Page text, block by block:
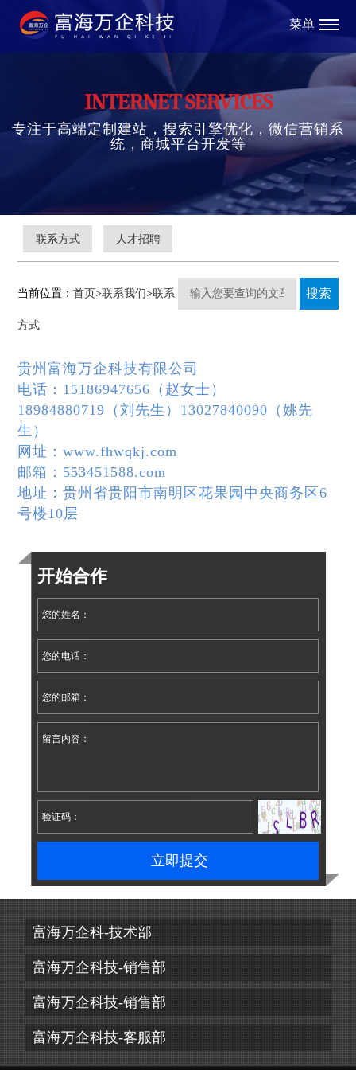
菜单
INTERNET SERVICES
专注于高端定制建站，搜索引擎优化，微信营销系
统，商城平台开发等
联系方式 人才招聘
当前位置：首页>联系我们>联系
方式
贵州富海万企科技有限公司
电话：15186947656（赵女士）
18984880719（刘先生） 13027840090（姚先
生）
网址：www.fhwqkj.com
邮箱：553451588.com
地址：贵州省贵阳市南明区花果园中央商务区6
号楼10层
开始合作
您的姓名：
您的电话：
您的邮箱：
留言内容：
验证码：
立即提交
富海万企科-技术部
富海万企科技-销售部
富海万企科技-销售部
富海万企科技-客服部